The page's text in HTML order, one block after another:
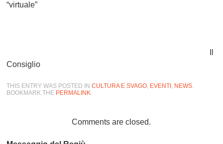
“virtuale”
Consiglio
THIS ENTRY WAS POSTED INCULTURA E SVAGO, EVENTI , NEWS.
BOOKMARK THE PERMALINK.
Comments are closed.